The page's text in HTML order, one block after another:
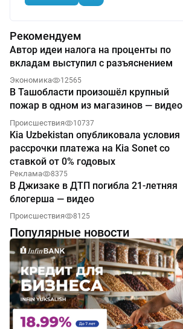
Рекомендуем
Автор идеи налога на проценты по
вкладам выступил с разъяснением
Экономика 12565
В Ташобласти произошёл крупный
пожар в одном из магазинов — видео
Происшествия 10737
Kia Uzbekistan опубликовала условия
рассрочки платежа на Kia Sonet со
ставкой от 0% годовых
Реклама 8375
В Джизаке в ДТП погибла 21-летняя
блогерша — видео
Происшествия 8125
Популярные новости